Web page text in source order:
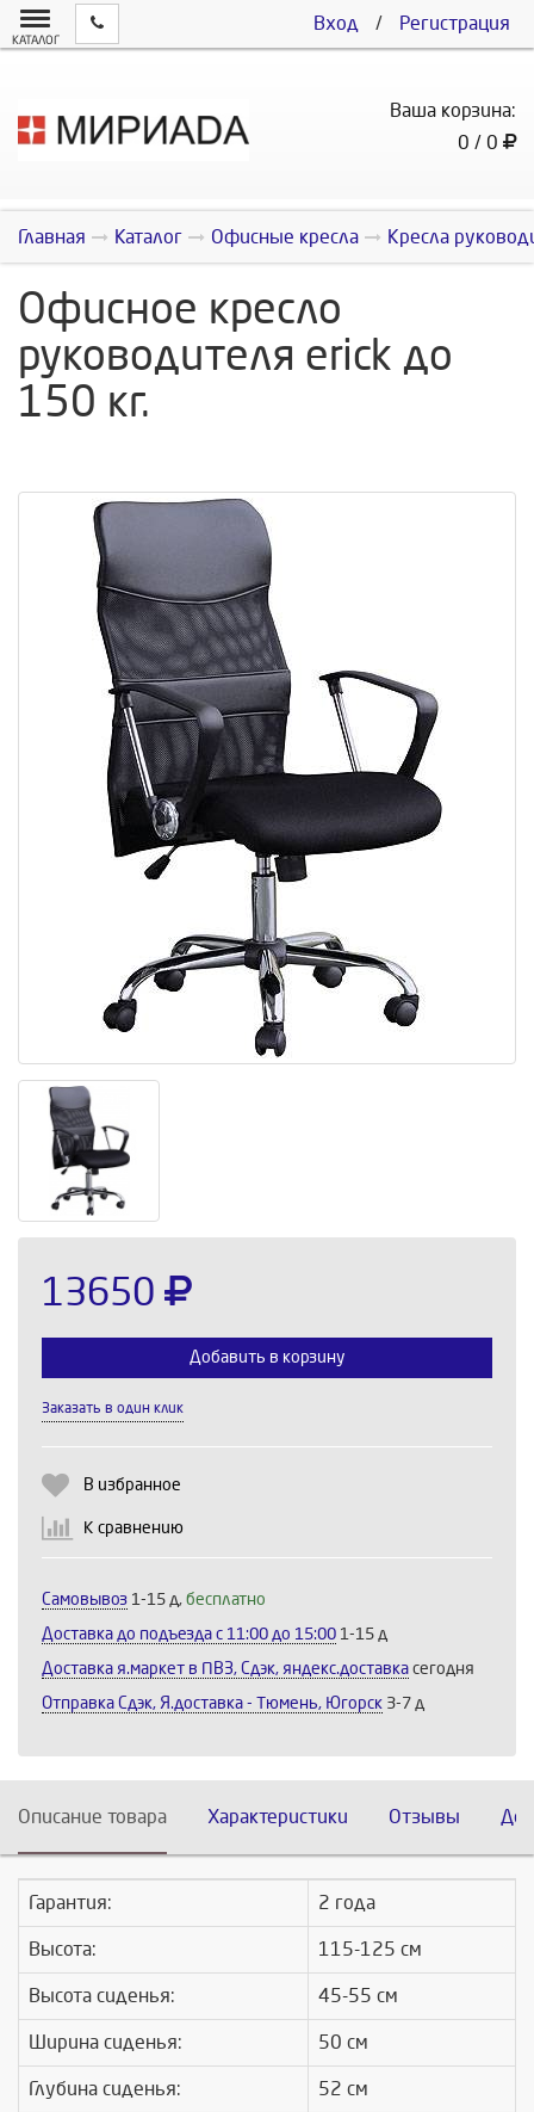
Вход / Регистрация
КАТАЛОГ
Ваша корзина:
0 / 0
Главная Каталог Офисные кресла Кресла
Офисное кресло
руководителя erick до
150 кг.
13650
Добавить в корзину
Заказать в один клик
В избранное
К сравнению
Самовывоз 1-15 д, бесплатно
Доставка до подъезда c 11:00 до 15:00 1-15 д
Доставка я.маркет в ПВЗ, Сдэк, яндекс.доставка сегодня
Отправка Сдэк, Я.доставка - Тюмень, Югорск 3-7 д
Описание товара Характеристики Отзывы
Гарантия: 2 года
Высота: 115-125 см
Высота сиденья: 45-55 см
Ширина сиденья: 50 см
Глубина сиденья: 52 см